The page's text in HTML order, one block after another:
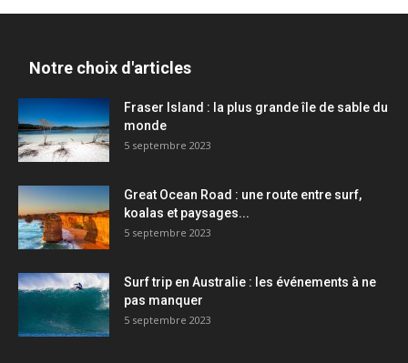
Notre choix d'articles
Fraser Island : la plus grande île de sable du
monde
5 septembre 2023
Great Ocean Road : une route entre surf,
koalas et paysages...
5 septembre 2023
Surf trip en Australie : les événements à ne
pas manquer
5 septembre 2023